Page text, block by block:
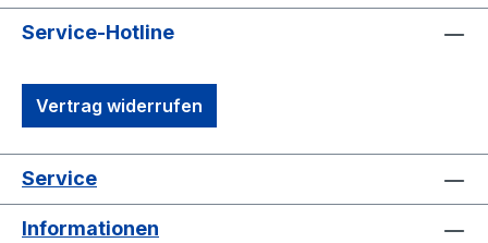
Service-Hotline
Vertrag widerrufen
Service
Informationen